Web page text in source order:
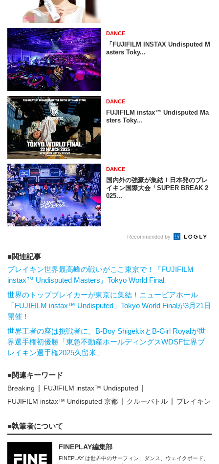
DANCE
「FUJIFILM INSTAX Undisputed M
asters Toky...
DANCE
FUJIFILM instax™ Undisputed Ma
sters Toky...
DANCE
国内外の強豪が集結！日本発のブレ
イキン国際大会「SUPER BREAK 2
025...
Recommended by
関連記事
ブレイキン世界最高峰の戦いがここ東京で！『FUJIFILM
instax™ Undisputed Masters』Tokyo World Final
世界のトップブレイカーが東京に集結！ニューピアホール
「FUJIFILM instax™ Undisputed」Tokyo World Finalが3月21日
開催！
世界王者の座は挑戦者に。B-Boy ShigekixとB-Girl Royalが世
界選手権初優勝「東急不動産ホールディングスWDSF世界ブ
レイキン選手権2025久留米」
関連キーワード
Breaking
FUJIFILM instax™ Undisputed
FUJIFILM instax™ Undisputed 京都
クルーバトル ブレイキン
執筆者について
FINEPLAY編集部
FINEPLAY は世界中のサーフィン、ダンス、ウェイクボード、